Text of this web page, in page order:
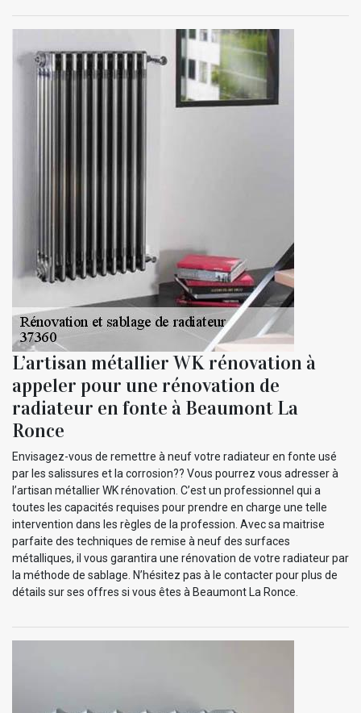
L’artisan métallier WK rénovation à
appeler pour une rénovation de
radiateur en fonte à Beaumont La
Ronce
Envisagez-vous de remettre à neuf votre radiateur en fonte usé
par les salissures et la corrosion?? Vous pourrez vous adresser à
l’artisan métallier WK rénovation. C’est un professionnel qui a
toutes les capacités requises pour prendre en charge une telle
intervention dans les règles de la profession. Avec sa maitrise
parfaite des techniques de remise à neuf des surfaces
métalliques, il vous garantira une rénovation de votre radiateur par
la méthode de sablage. N’hésitez pas à le contacter pour plus de
détails sur ses offres si vous êtes à Beaumont La Ronce.